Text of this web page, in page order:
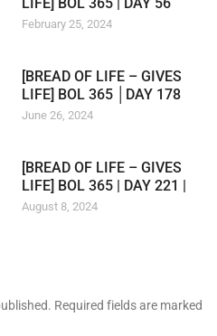
February 25, 2024
[BREAD OF LIFE – GIVES
LIFE] BOL 365 │DAY 178
June 26, 2024
[BREAD OF LIFE – GIVES
LIFE] BOL 365 | DAY 221 |
August 8, 2024
Required fields are marked